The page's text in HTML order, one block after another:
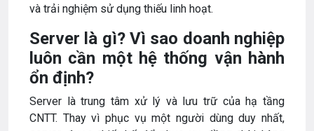
và trải nghiệm sử dụng thiếu linh hoạt.
Server là gì? Vì sao doanh nghiệp
luôn cần một hệ thống vận hành
ổn định?
Server là trung tâm xử lý và lưu trữ của hạ tầng
CNTT. Thay vì phục vụ một người dùng duy nhất,